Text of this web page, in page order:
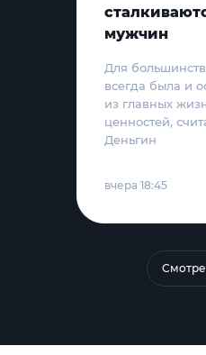
мужчин
Для
всегда была и
из главных
ценностей,
Деньгин
вчера 18:45